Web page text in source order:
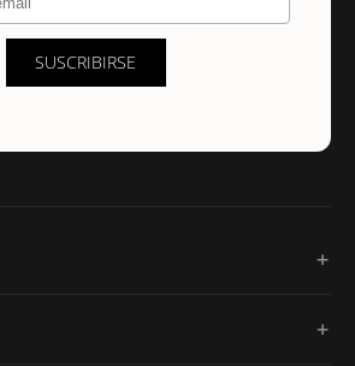
SUSCRIBIRSE